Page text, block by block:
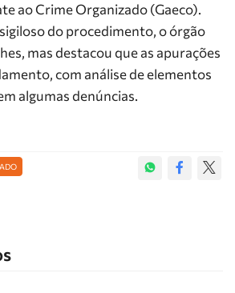
ao Crime Organizado (Gaeco).
do procedimento, o órgão
mas destacou que as apurações
com análise de elementos
algumas denúncias.